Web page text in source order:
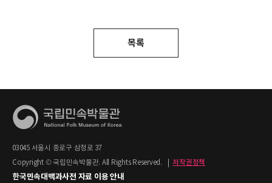
목록
03045 서울시 종로구 삼청로 37
Copyright © 국립민속박물관. All Rights Reserved.
저작권정책
한국민속대백과사전 자료 이용 안내